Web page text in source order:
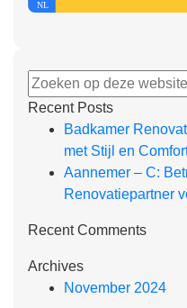
Recent Posts
Badkamer
met Stijl en
Aannemer – C:
Renovatiepartner
Recent Comments
Archives
November 2024